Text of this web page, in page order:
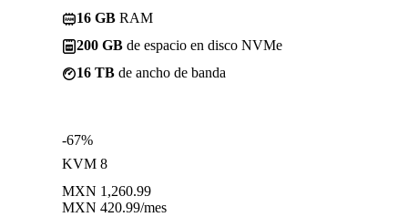
16 GB RAM
200 GB de espacio en disco NVMe
16 TB de ancho de banda
-67%
KVM 8
MXN 1,260.99
MXN 420.99/mes